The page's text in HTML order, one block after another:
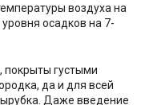
воздуха на
осадков на 7-
густыми
да и для всей
Даже введение